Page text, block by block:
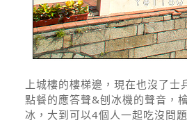
上城樓的樓梯邊，現在也沒了士
點餐的應答聲&刨冰機的聲音，
冰，大到可以4個人一起吃沒問